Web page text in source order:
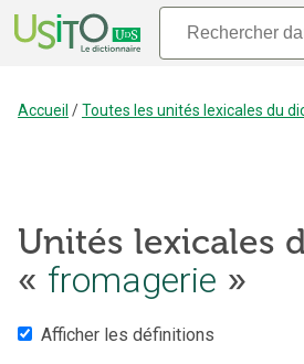
Accueil /Toutes les unités lexicales du
Unités lexicales
« fromagerie »
Afficher les définitions